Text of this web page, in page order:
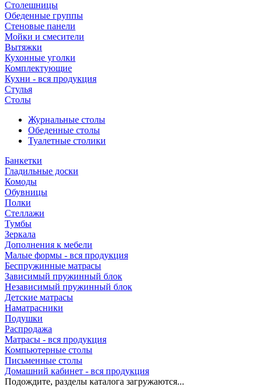
Столешницы
Обеденные группы
Стеновые панели
Мойки и смесители
Вытяжки
Кухонные уголки
Комплектующие
Кухни - вся продукция
Стулья
Столы
Журнальные столы
Обеденные столы
Туалетные столики
Банкетки
Гладильные доски
Комоды
Обувницы
Полки
Стеллажи
Тумбы
Зеркала
Дополнения к мебели
Малые формы - вся продукция
Беспружинные матрасы
Зависимый пружинный блок
Независимый пружинный блок
Детские матрасы
Наматрасники
Подушки
Распродажа
Матрасы - вся продукция
Компьютерные столы
Письменные столы
Домашний кабинет - вся продукция
Подождите, разделы каталога загружаются...